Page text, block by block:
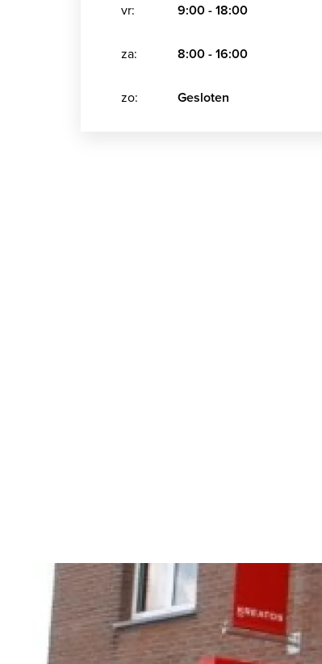
vr: 9:00 - 18:00
za: 8:00 - 16:00
zo: Gesloten